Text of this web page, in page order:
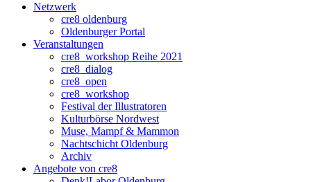
Netzwerk
cre8 oldenburg
Oldenburger Portal
Veranstaltungen
cre8_workshop Reihe 2021
cre8_dialog
cre8_open
cre8_workshop
Festival der Illustratoren
Kulturbörse Nordwest
Muse, Mampf & Mammon
Nachtschicht Oldenburg
Archiv
Angebote von cre8